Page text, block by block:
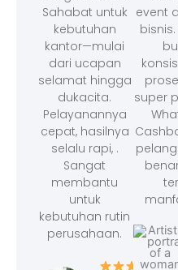
Sahabat untuk
kebutuhan
kantor—mulai
dari ucapan
selamat hingga
dukacita.
Pelayanannya
cepat, hasilnya
selalu rapi, .
Sangat
membantu
untuk
kebutuhan rutin
perusahaan.
event
super